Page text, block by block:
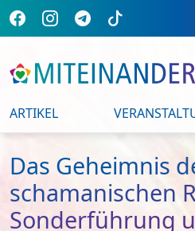
ARTIKEL
Das Geheimnis
schamanischen
Sonderführung